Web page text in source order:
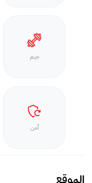
جيم
أمن
الموقع